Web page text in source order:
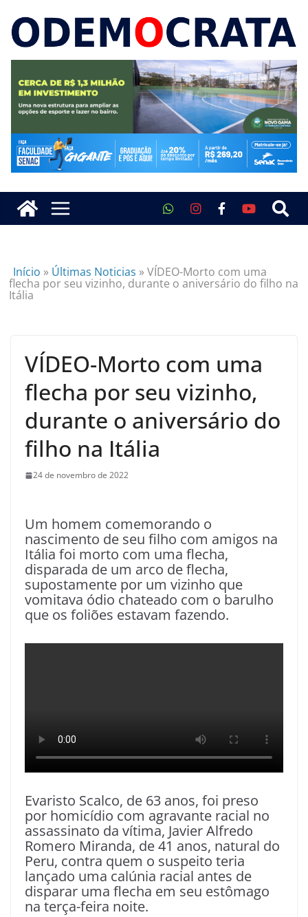
Início » Últimas Noticias »VÍDEO-Morto com uma
flecha por seu vizinho, durante o aniversário do filho na
Itália
VÍDEO-Morto com uma
flecha por seu vizinho,
durante o aniversário do
filho na Itália
24 de novembro de 2022
Um homem comemorando o
nascimento de seu filho com amigos na
Itália foi morto com uma flecha,
disparada de um arco de flecha,
supostamente por um vizinho que
vomitava ódio chateado com o barulho
que os foliões estavam fazendo.
Evaristo Scalco, de 63 anos, foi preso
por homicídio com agravante racial no
assassinato da vítima, Javier Alfredo
Romero Miranda, de 41 anos, natural do
Peru, contra quem o suspeito teria
lançado uma calúnia racial antes de
disparar uma flecha em seu estômago
na terça-feira noite.